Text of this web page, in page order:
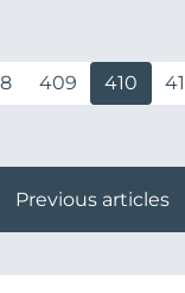
409 410
Previous articles